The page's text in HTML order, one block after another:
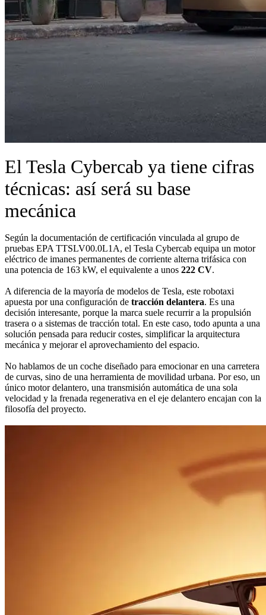
El Tesla Cybercab ya tiene cifras
técnicas: así será su base
mecánica
Según la documentación de certificación vinculada al grupo de
pruebas EPA TTSLV00.0L1A, el Tesla Cybercab equipa un motor
eléctrico de imanes permanentes de corriente alterna trifásica con
una potencia de 163 kW, el equivalente a unos 222 CV.
A diferencia de la mayoría de modelos de Tesla, este robotaxi
apuesta por una configuración de tracción delantera. Es una
decisión interesante, porque la marca suele recurrir a la propulsión
trasera o a sistemas de tracción total. En este caso, todo apunta a una
solución pensada para reducir costes, simplificar la arquitectura
mecánica y mejorar el aprovechamiento del espacio.
No hablamos de un coche diseñado para emocionar en una carretera
de curvas, sino de una herramienta de movilidad urbana. Por eso, un
único motor delantero, una transmisión automática de una sola
velocidad y la frenada regenerativa en el eje delantero encajan con la
filosofía del proyecto.